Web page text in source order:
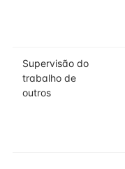
Supervisão do
trabalho de
outros